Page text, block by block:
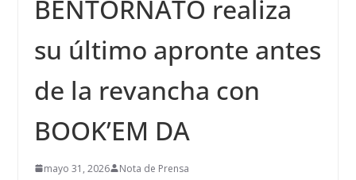
BENTORNATO realiza
su último apronte antes
de la revancha con
BOOK’EM DA
mayo 31, 2026 Nota de Prensa